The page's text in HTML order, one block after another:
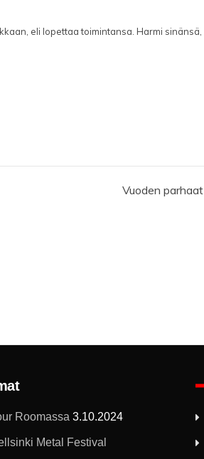
eli lopettaa toimintansa. Harmi sinänsä,
Vuoden parhaat
Roomassa 3.10.2024
Metal Festival